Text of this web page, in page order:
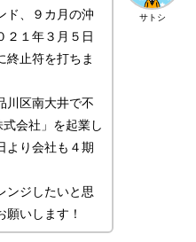
サトシ
ド、９カ月の沖
２１年３月５日
終止符を打ちま
川区南大井で不
会社」を起業し
より会社も４期
ンジしたいと思
願いします！